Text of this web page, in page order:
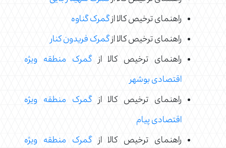
راهنمای ترخیص کالا ازگمرک گناوه
راهنمای ترخیص کالا ازگمرک فریدون کنار
راهنمای ترخیص کالا ازگمرک منطقه ویژه
اقتصادی بوشهر
راهنمای ترخیص کالا ازگمرک منطقه ویژه
اقتصادی پیام
راهنمای ترخیص کالا ازگمرک منطقه ویژه